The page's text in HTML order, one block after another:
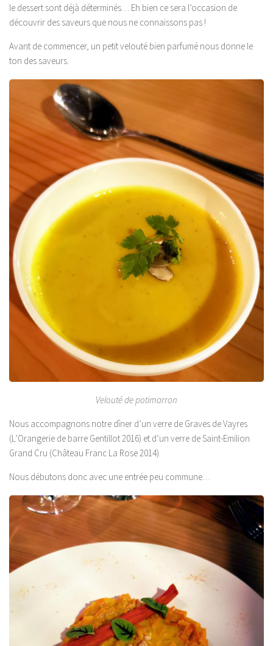
le dessert sont déjà déterminés… Eh bien ce sera l’occasion de
découvrir des saveurs que nous ne connaissons pas !
Avant de commencer, un petit velouté bien parfumé nous donne le
ton des saveurs.
Velouté de potimarron
Nous accompagnons notre dîner d’un verre de Graves de Vayres
(L’Orangerie de barre Gentillot 2016) et d’un verre de Saint-Emilion
Grand Cru (Château Franc La Rose 2014).
Nous débutons donc avec une entrée peu commune…